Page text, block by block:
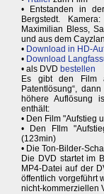
• Entstanden in
Bergstedt.
Maximilian Bless,
und aus dem
• Download in HD-
• Download
• als DVD bestellen
Es gibt den Film
Patentlösung“,
höhere Auflösung
enthält:
• Den Film "Aufstieg
• Den FIlm
(123min)
• Die Ton-Bilder-
Die DVD startet im
MP4-Datei auf der
öffentlich vorgeführt
nicht-kommerziellen